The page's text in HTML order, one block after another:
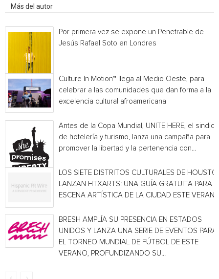
Más del autor
Por primera vez se expone un Penetrable de
Jesús Rafael Soto en Londres
Culture In Motion™ llega al Medio Oeste, para
celebrar a las comunidades que dan forma a la
excelencia cultural afroamericana
Antes de la Copa Mundial, UNITE HERE, el
de hotelería y turismo, lanza una campaña para
promover la libertad y la pertenencia con...
LOS SIETE DISTRITOS CULTURALES DE
LANZAN HTXARTS: UNA GUÍA GRATUITA PARA
ESCENA ARTÍSTICA DE LA CIUDAD ESTE
BRESH AMPLÍA SU PRESENCIA EN ESTADOS
UNIDOS Y LANZA UNA SERIE DE EVENTOS PARA
EL TORNEO MUNDIAL DE FÚTBOL DE ESTE
VERANO, PROFUNDIZANDO SU...